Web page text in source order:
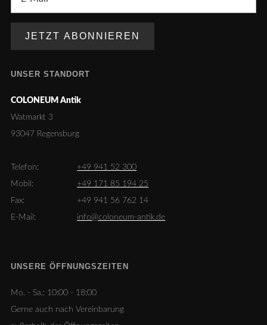
UNSER STANDORT
COLONEUM Antik
Watmarkt 3
93047 Regensburg
Telefon:
+49 941 52 300
Mobil:
+49 171 85 194 25
Fax:
+49 941 56 762 14
E-Mail:
info@coloneum-antik.de
UNSERE ÖFFNUNGSZEITEN
Mo. - Sa.: 10:00 - 18:00
Gerne auch nach Vereinbarung